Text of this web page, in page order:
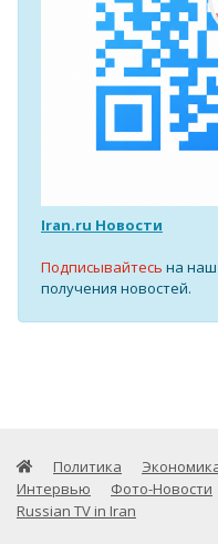
Iran.ru Новости
Подписывайтесь на наш
получения новостей.
Политика
Интервью
Фото-Новости
Russian TV in Iran